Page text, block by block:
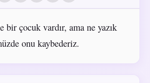
bir çocuk vardır, ama ne yazık
onu kaybederiz.